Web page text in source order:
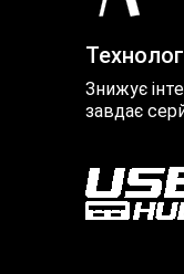
Знижує
завдає